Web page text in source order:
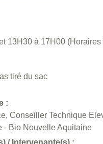
13H30 à 17H00 (Horaires
tiré du sac
:
Conseiller Technique
- Bio Nouvelle Aquitaine